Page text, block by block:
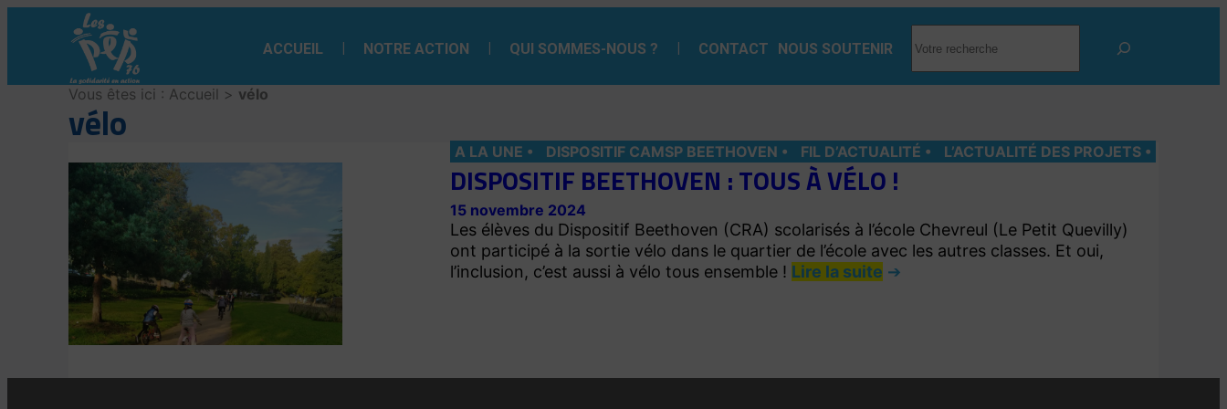
ACCUEIL NOTRE ACTION QUI SOMMES-NOUS ? CONTACT NOUS SOUTENIR
Vous êtes ici : Accueil > vélo
vélo
A LA UNE DISPOSITIF CAMSP BEETHOVEN FIL D’ACTUALITÉ L’ACTUALITÉ DES PROJETS
DISPOSITIF BEETHOVEN : TOUS À VÉLO !
15 novembre 2024
Les élèves du Dispositif Beethoven (CRA) scolarisés à l’école Chevreul (Le Petit Quevilly)
ont participé à la sortie vélo dans le quartier de l’école avec les autres classes. Et oui,
l’inclusion, c’est aussi à vélo tous ensemble ! Lire la suite